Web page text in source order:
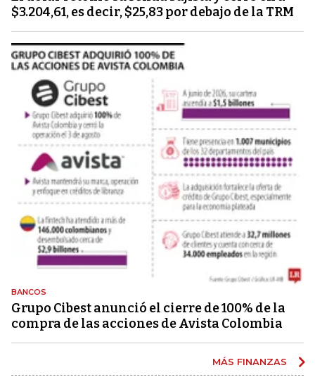
$3.204,61, es decir, $25,83 por debajo de la TRM
BANCOS
Grupo Cibest anunció el cierre de 100% de la
compra de las acciones de Avista Colombia
MÁS FINANZAS